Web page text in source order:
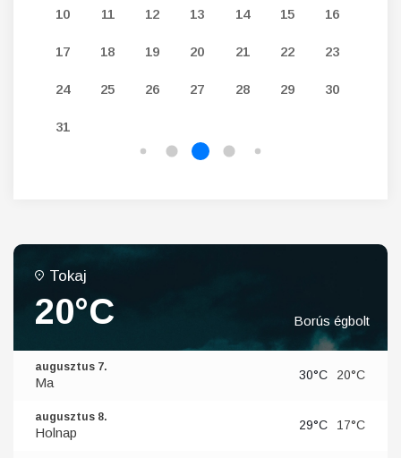
10 11 12 13 14 15 16
17 18 19 20 21 22 23
24 25 26 27 28 29 30
31
Tokaj
20°C Borús égbolt
augusztus 7.
Ma 30°C 20°C
augusztus 8.
Holnap 29°C 17°C